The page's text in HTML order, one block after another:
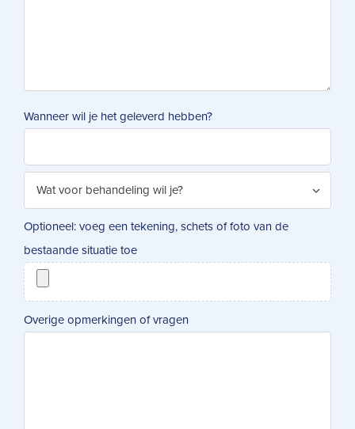
Wanneer wil je het geleverd hebben?
Optioneel: voeg een tekening, schets of foto van de
bestaande situatie toe
Overige opmerkingen of vragen